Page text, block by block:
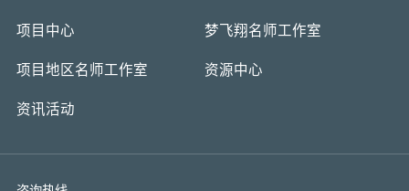
项目中心 梦飞翔名师工作室
项目地区名师工作室 资源中心
资讯活动